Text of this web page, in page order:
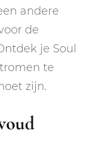
andere
de
je Soul
te
zijn.